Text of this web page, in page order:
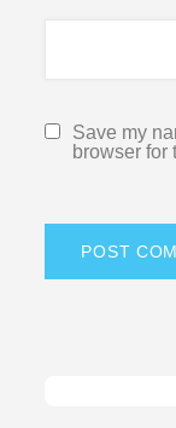
Save my
browser for